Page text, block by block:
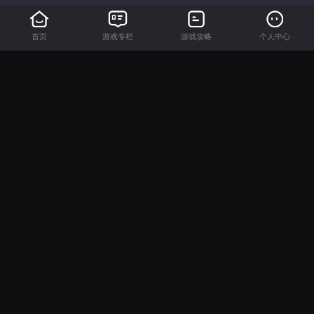
首页 游戏专栏 游戏攻略 个人中心